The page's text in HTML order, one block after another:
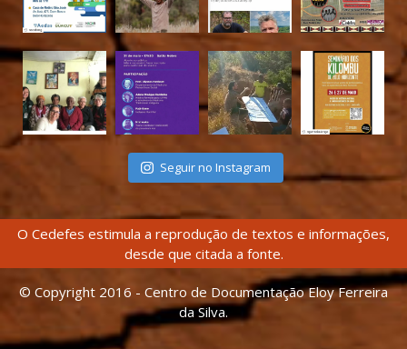
Seguir no Instagram
O Cedefes estimula a reprodução de textos e informações,
desde que citada a fonte.
© Copyright 2016 - Centro de Documentação Eloy Ferreira
da Silva.